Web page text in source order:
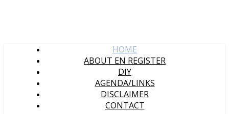
HOME
ABOUT EN REGISTER
DIY
AGENDA/LINKS
DISCLAIMER
CONTACT